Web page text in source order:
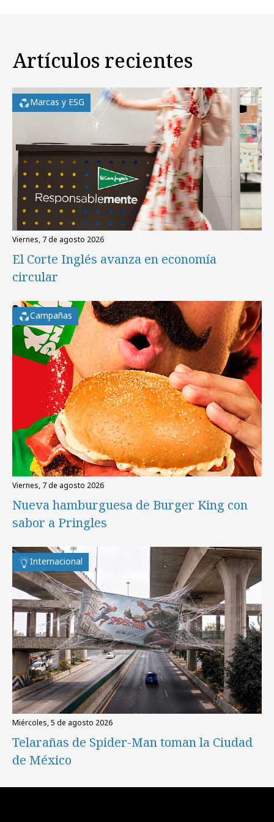
Artículos recientes
Marcas y ESG
viernes, 7 de agosto 2026
El Corte Inglés avanza en economía
circular
Campañas
viernes, 7 de agosto 2026
Nueva hamburguesa de Burger King con
sabor a Pringles
Internacional
miércoles, 5 de agosto 2026
Telarañas de Spider-Man toman la Ciudad
de México